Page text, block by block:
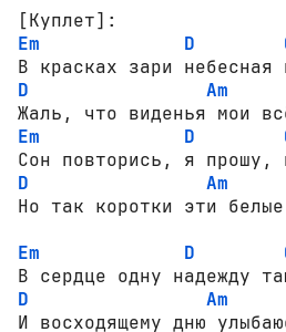
[Куплет]:
Em
D
D
Am
Em
D
D
Am
Но так коротки эти
Em
D
D
Am